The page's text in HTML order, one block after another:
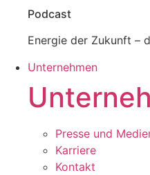
Podcast
Energie der Zukunft –
Unternehmen
Presse und
Karriere
Kontakt